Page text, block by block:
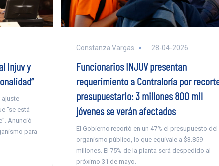
Injuv y
ajuste
“se está
Anunció
para
Constanza Vargas 28-04-2026
Funcionarios INJUV presentan
requerimiento a Contraloría por
presupuestario: 3 millones 800 mil
jóvenes se verán afectados
El Gobierno recortó en un 47% el presupuesto del
organismo público, lo que equivale a $3.859
millones. El 75% de la planta será despedido al
próximo 31 de mayo.